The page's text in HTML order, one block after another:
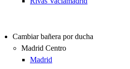
Cambiar bañera por ducha
Madrid Centro
Madrid